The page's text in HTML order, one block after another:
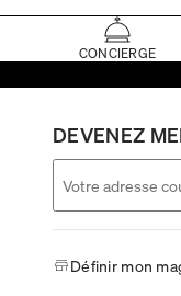
CONCIERGE
DEVENEZ
Définir mon